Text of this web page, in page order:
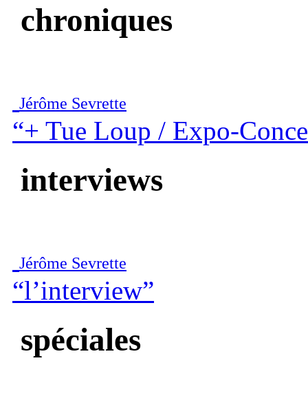
chroniques
Jérôme Sevrette
“+ Tue Loup / Expo-
interviews
Jérôme Sevrette
“l’interview”
spéciales